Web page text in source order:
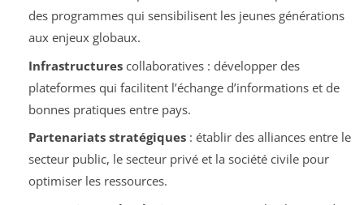
des programmes qui sensibilisent les jeunes générations
aux enjeux globaux.
Infrastructurescollaboratives : développer des
plateformes qui facilitent l’échange d’informations et de
bonnes pratiques entre pays.
Partenariats stratégiques: établir des alliances entre le
secteur public, le secteur privé et la société civile pour
optimiser les ressources.